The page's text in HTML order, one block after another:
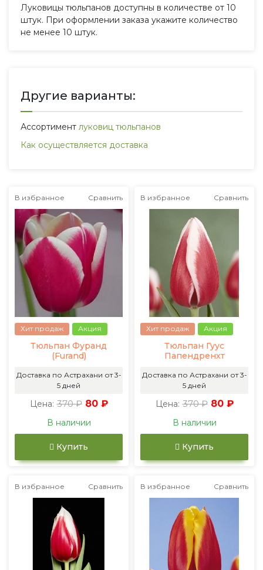
Луковицы тюльпанов доступны в количестве от 10
штук. При оформлении заказа укажите количество
не менее 10 штук.
Другие варианты:
Ассортимент луковиц тюльпанов
Как осуществляется доставка
В избранное Сравнить
Хит продаж Акция
Тюльпан Фуранд
(Furand)
Доставка по Астрахани от 3-
5 дней
Цена: 370 ₽ 80 ₽
В наличии
Купить
В избранное Сравнить
Хит продаж Акция
Тюльпан Гуус
Папендренхт
Доставка по Астрахани от 3-
5 дней
Цена: 370 ₽ 80 ₽
В наличии
Купить
В избранное Сравнить В избранное Сравнить